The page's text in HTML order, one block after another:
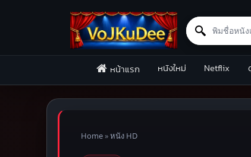
Search for:
หน้าแรก หนังใหม่ Netflix
Home»หนัง HD